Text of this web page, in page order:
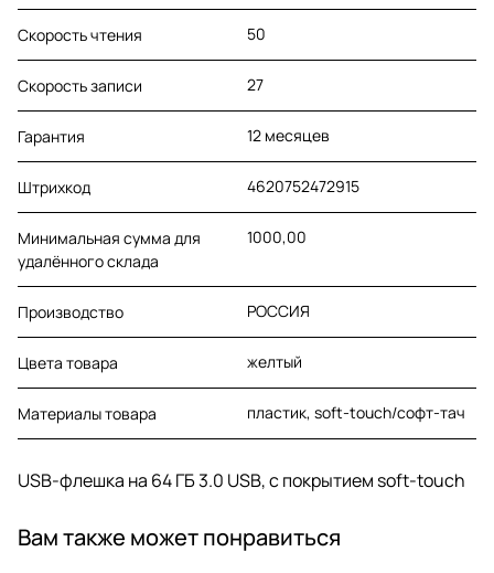
Скорость чтения 50
Скорость записи 27
Гарантия 12 месяцев
Штрихкод 4620752472915
Минимальная сумма для
удалённого склада
1000,00
Производство РОССИЯ
Цвета товара желтый
Материалы товара пластик, soft-touch/софт-тач
USB-флешка на 64 ГБ 3.0 USB, с покрытием soft-touch
Вам также может понравиться